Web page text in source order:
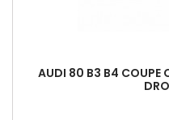
AUDI 80 B3 B4 COUPE